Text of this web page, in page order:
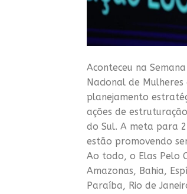
Aconteceu na
Nacional de
planejamento
ações de
do Sul. A meta para
estão promovendo
Ao todo, o Elas Pelo
Amazonas, Bahia,
Paraíba, Rio de